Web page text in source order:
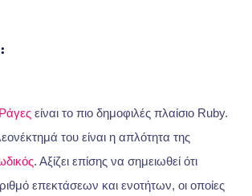
Ράγες είναι το πιο δημοφιλές πλαίσιο Ruby.
του είναι η απλότητα της
. Αξίζει επίσης να σημειωθεί ότι
επεκτάσεων και ενοτήτων, οι οποίες